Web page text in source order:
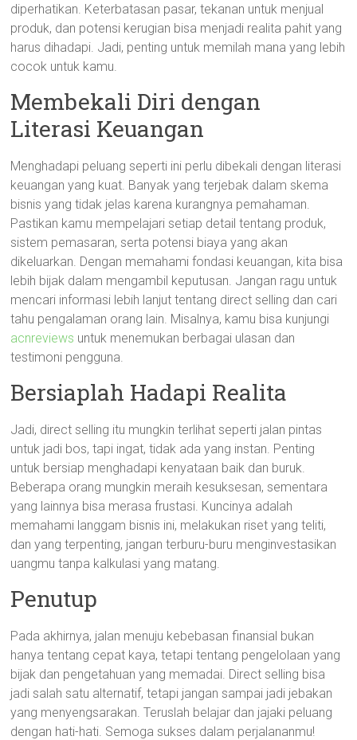
diperhatikan. Keterbatasan pasar, tekanan untuk menjual
produk, dan potensi kerugian bisa menjadi realita pahit yang
harus dihadapi. Jadi, penting untuk memilah mana yang lebih
cocok untuk kamu.
Membekali Diri dengan
Literasi Keuangan
Menghadapi peluang seperti ini perlu dibekali dengan literasi
keuangan yang kuat. Banyak yang terjebak dalam skema
bisnis yang tidak jelas karena kurangnya pemahaman.
Pastikan kamu mempelajari setiap detail tentang produk,
sistem pemasaran, serta potensi biaya yang akan
dikeluarkan. Dengan memahami fondasi keuangan, kita bisa
lebih bijak dalam mengambil keputusan. Jangan ragu untuk
mencari informasi lebih lanjut tentang direct selling dan cari
tahu pengalaman orang lain. Misalnya, kamu bisa kunjungi
acnreviews untuk menemukan berbagai ulasan dan
testimoni pengguna.
Bersiaplah Hadapi Realita
Jadi, direct selling itu mungkin terlihat seperti jalan pintas
untuk jadi bos, tapi ingat, tidak ada yang instan. Penting
untuk bersiap menghadapi kenyataan baik dan buruk.
Beberapa orang mungkin meraih kesuksesan, sementara
yang lainnya bisa merasa frustasi. Kuncinya adalah
memahami langgam bisnis ini, melakukan riset yang teliti,
dan yang terpenting, jangan terburu-buru menginvestasikan
uangmu tanpa kalkulasi yang matang.
Penutup
Pada akhirnya, jalan menuju kebebasan finansial bukan
hanya tentang cepat kaya, tetapi tentang pengelolaan yang
bijak dan pengetahuan yang memadai. Direct selling bisa
jadi salah satu alternatif, tetapi jangan sampai jadi jebakan
yang menyengsarakan. Teruslah belajar dan jajaki peluang
dengan hati-hati. Semoga sukses dalam perjalananmu!